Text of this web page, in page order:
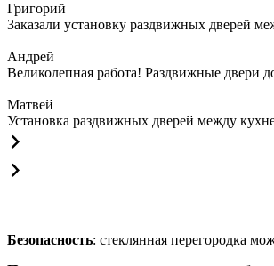
Григорий
Заказали установку раздвижных дверей
Андрей
Великолепная работа! Раздвижные двери
Матвей
Установка раздвижных дверей между
Безопасность: стеклянная перегородка